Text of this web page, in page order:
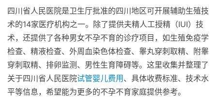
四川省人民医院是卫生厅批准的四川地区可开展辅助生殖技
术的14家医疗机构之一。除了提供夫精人工授精（IUI）技
术，还提供了各种男女不孕不育的诊疗项目，如生殖免疫学
检查、精液检查、外周血染色体检查、睾丸穿刺取精、附睾
穿刺取精、排卵监测、男性生育障碍等。这里收集并整理了
关于四川省人民医院试管婴儿费用、具体收费标准、技术水
平等信息，希望能为更多的不孕不育家庭提供参考。